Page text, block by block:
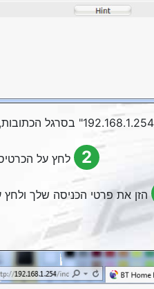
2 לחץ על
הזן את פרטי הכניסה שלך ולחץ